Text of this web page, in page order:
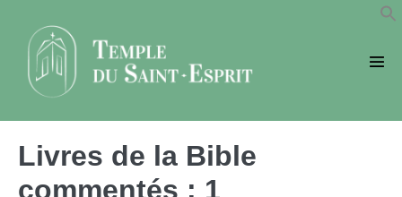
contenu
Livres de la Bible
commentés : 1